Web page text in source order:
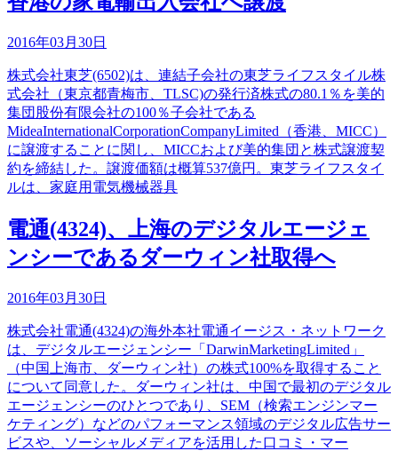
2016年03月30日
株式会社東芝(6502)は、連結子会社の東芝ライフスタイル株
式会社（東京都青梅市、TLSC)の発行済株式の80.1％を美的
集団股份有限会社の100％子会社である
MideaInternationalCorporationCompanyLimited（香港、MICC）
に譲渡することに関し、MICCおよび美的集団と株式譲渡契
約を締結した。譲渡価額は概算537億円。東芝ライフスタイ
ルは、家庭用電気機械器具
電通(4324)、上海のデジタルエージェ
ンシーであるダーウィン社取得へ
2016年03月30日
株式会社電通(4324)の海外本社電通イージス・ネットワーク
は、デジタルエージェンシー「DarwinMarketingLimited」
（中国上海市、ダーウィン社）の株式100%を取得すること
について同意した。ダーウィン社は、中国で最初のデジタル
エージェンシーのひとつであり、SEM（検索エンジンマー
ケティング）などのパフォーマンス領域のデジタル広告サー
ビスや、ソーシャルメディアを活用した口コミ・マー